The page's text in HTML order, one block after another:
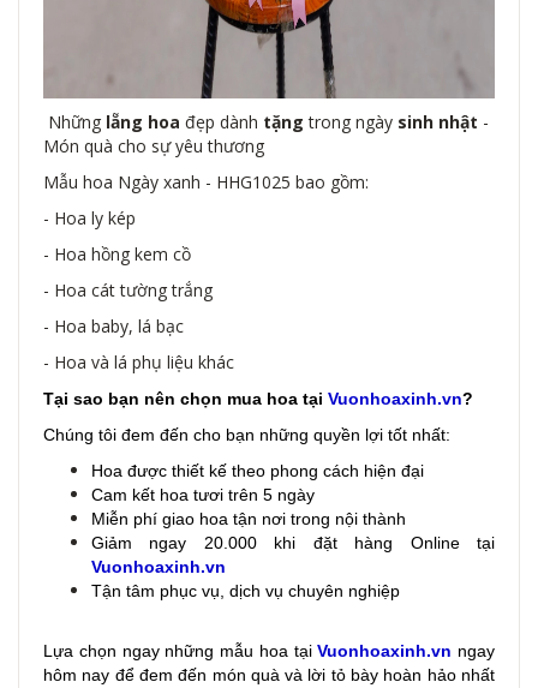
Những lẵng hoa đẹp dành tặng trong ngày sinh nhật -
Món quà cho sự yêu thương
Mẫu hoa Ngày xanh - HHG1025 bao gồm:
- Hoa ly kép
- Hoa hồng kem cồ
- Hoa cát tường trắng
- Hoa baby, lá bạc
- Hoa và lá phụ liệu khác
Tại sao bạn nên chọn mua hoa tại Vuonhoaxinh.vn?
Chúng tôi đem đến cho bạn những quyền lợi tốt nhất:
Hoa được thiết kế theo phong cách hiện đại
Cam kết hoa tươi trên 5 ngày
Miễn phí giao hoa tận nơi trong nội thành
Giảm ngay 20.000 khi đặt hàng Online tại
Vuonhoaxinh.vn
Tận tâm phục vụ, dịch vụ chuyên nghiệp
Lựa chọn ngay những mẫu hoa tạiVuonhoaxinh.vn ngay
hôm nay để đem đến món quà và lời tỏ bày hoàn hảo nhất